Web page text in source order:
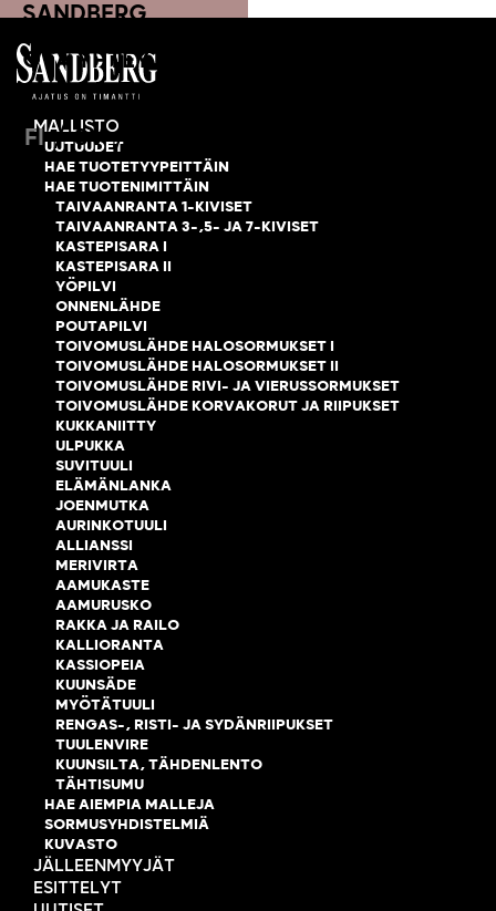
MALLISTO
UUTUUDET
HAE TUOTETYYPEITTÄIN
HAE TUOTENIMITTÄIN
TAIVAANRANTA 1-KIVISET
TAIVAANRANTA 3-,5- JA 7-KIVISET
KASTEPISARA I
KASTEPISARA II
YÖPILVI
ONNENLÄHDE
POUTAPILVI
TOIVOMUSLÄHDE HALOSORMUKSET I
TOIVOMUSLÄHDE HALOSORMUKSET II
TOIVOMUSLÄHDE RIVI- JA VIERUSSORMUKSET
TOIVOMUSLÄHDE KORVAKORUT JA RIIPUKSET
KUKKANIITTY
ULPUKKA
SUVITUULI
ELÄMÄNLANKA
JOENMUTKA
AURINKOTUULI
ALLIANSSI
MERIVIRTA
AAMUKASTE
AAMURUSKO
RAKKA JA RAILO
KALLIORANTA
KASSIOPEIA
KUUNSÄDE
MYÖTÄTUULI
RENGAS-, RISTI- JA SYDÄNRIIPUKSET
TUULENVIRE
KUUNSILTA, TÄHDENLENTO
TÄHTISUMU
HAE AIEMPIA MALLEJA
SORMUSYHDISTELMIÄ
KUVASTO
JÄLLEENMYYJÄT
ESITTELYT
SANDBERG
OTA YHTEYTTÄ
FI/SV/